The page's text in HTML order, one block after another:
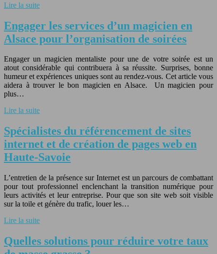
Lire la suite
Engager les services d’un magicien en
Alsace pour l’organisation de soirées
Engager un magicien mentaliste pour une de votre soirée est un
atout considérable qui contribuera à sa réussite. Surprises, bonne
humeur et expériences uniques sont au rendez-vous. Cet article vous
aidera à trouver le bon magicien en Alsace. Un magicien pour
plus…
Lire la suite
Spécialistes du référencement de sites
internet et de création de pages web en
Haute-Savoie
L’entretien de la présence sur Internet est un parcours de combattant
pour tout professionnel enclenchant la transition numérique pour
leurs activités et leur entreprise. Pour que son site web soit visible
sur la toile et génère du trafic, louer les…
Lire la suite
Quelles solutions pour réduire votre taux